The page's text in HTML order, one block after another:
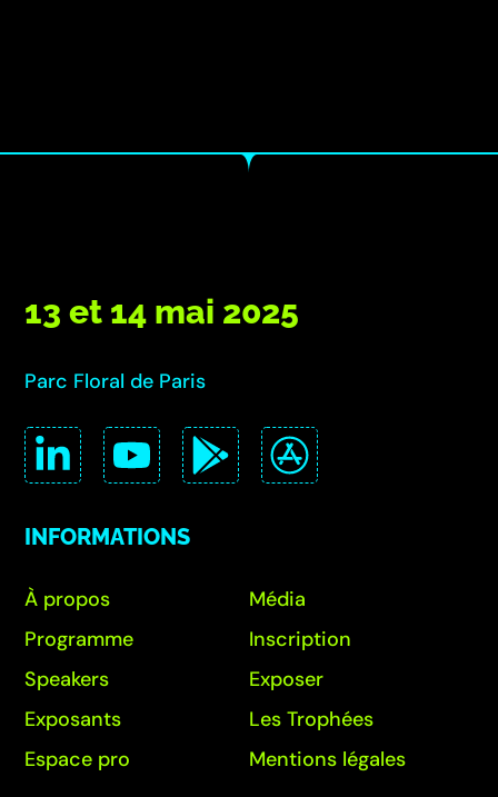
13 et 14 mai 2025
Parc Floral de Paris
INFORMATIONS
À propos
Programme
Speakers
Exposants
Espace pro
Média
Inscription
Exposer
Les Trophées
Mentions légales